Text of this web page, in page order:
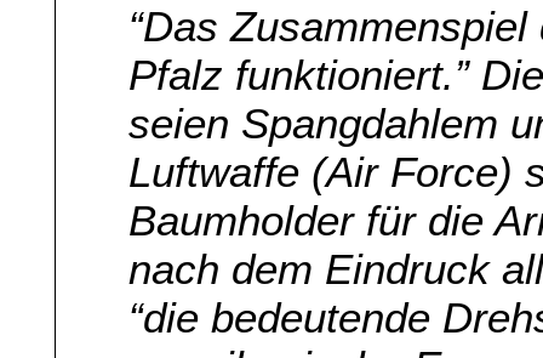
“Das
Pfalz funktioniert.”
seien Spangdahlem
Luftwaffe (Air Force)
Baumholder für die
nach dem Eindruck
“die bedeutende